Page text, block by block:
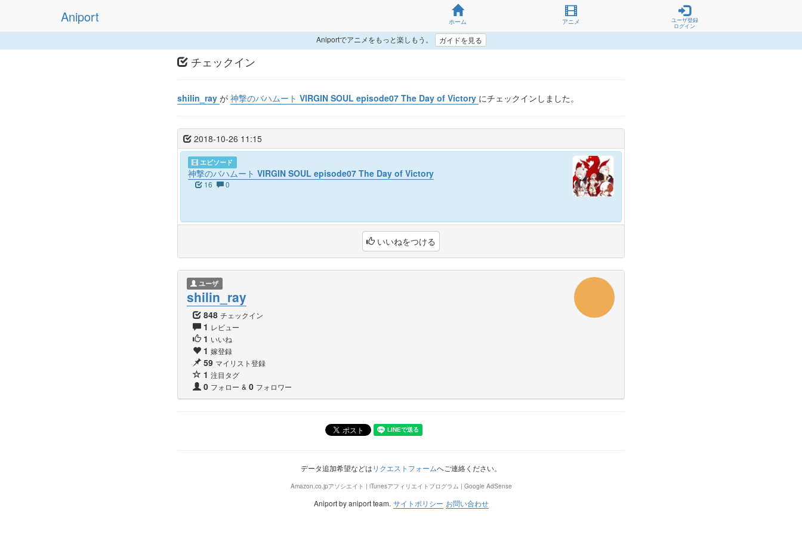
Aniport ホーム アニメ
ユーザ登録
ログイン
Aniportでアニメをもっと楽しもう。 ガイドを見る
チェックイン
shilin_ray が 神撃のバハムート VIRGIN SOUL episode07 The Day of Victory にチェックインしました。
2018-10-26 11:15
エピソード
神撃のバハムート VIRGIN SOUL episode07 The Day of Victory
16 0
いいねをつける
ユーザ
shilin_ray
848 チェックイン
1 レビュー
1 いいね
1 嫁登録
59 マイリスト登録
1 注目タグ
0 フォロー & 0 フォロワー
データ追加希望などはリクエストフォームへご連絡ください。
Amazon.co.jpアソシエイト | iTunesアフィリエイトプログラム | Google AdSense
Aniport by aniport team. サイトポリシー お問い合わせ